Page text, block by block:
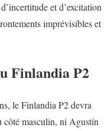
et d’excitation
imprévisibles et
Finlandia P2
le Finlandia P2 devra
côté masculin, ni Agustín